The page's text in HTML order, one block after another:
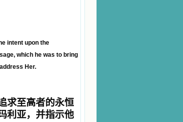
intent upon the
which he was to bring
Her.
求至高者的永恒
利亚，并指示他